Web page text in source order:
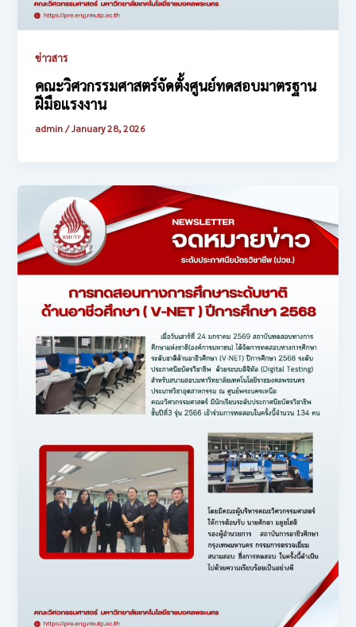
ข่าวสาร
คณะวิศวกรรมศาสตร์จัดตั้งศูนย์ทดสอบมาตรฐาน
ฝีมือแรงงาน
admin/January 28, 2026